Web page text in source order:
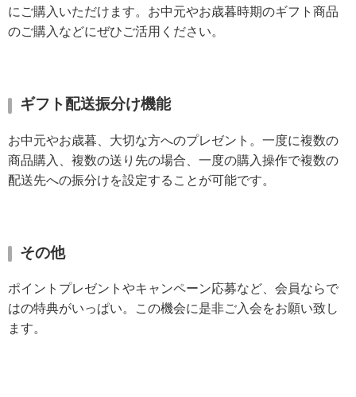
入母屋型神棚 モダン神棚
棚板
仏壇・仏具・神棚について
仏壇とは
にご購入いただけます。お中元やお歳暮時期のギフト商品
のご購入などにぜひご活用ください。
ギフト配送振分け機能
お中元やお歳暮、大切な方へのプレゼント。一度に複数の
商品購入、複数の送り先の場合、一度の購入操作で複数の
配送先への振分けを設定することが可能です。
その他
ポイントプレゼントやキャンペーン応募など、会員ならで
はの特典がいっぱい。この機会に是非ご入会をお願い致し
ます。